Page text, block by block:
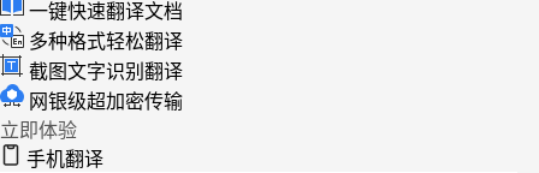
一键快速翻译文档
多种格式轻松翻译
截图文字识别翻译
网银级超加密传输
立即体验
手机翻译